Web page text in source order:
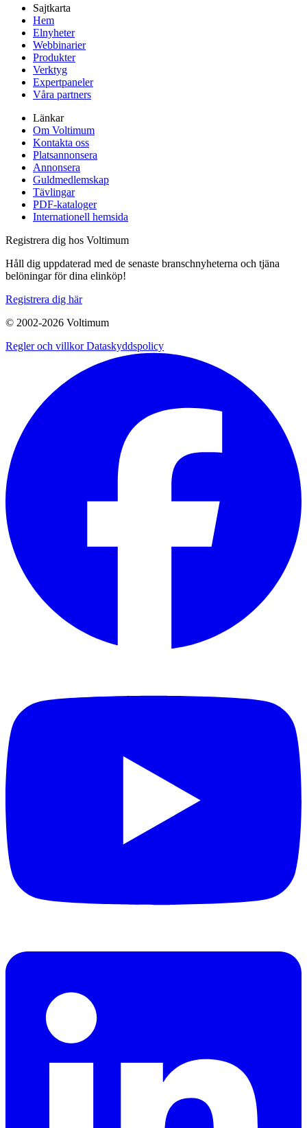
Sajtkarta
Hem
Elnyheter
Webbinarier
Produkter
Verktyg
Expertpaneler
Våra partners
Länkar
Om Voltimum
Kontakta oss
Platsannonsera
Annonsera
Guldmedlemskap
Tävlingar
PDF-kataloger
Internationell hemsida
Registrera dig hos Voltimum
Håll dig uppdaterad med de senaste branschnyheterna och tjäna
belöningar för dina elinköp!
Registrera dig här
© 2002-2026 Voltimum
Regler och villkorDataskyddspolicy